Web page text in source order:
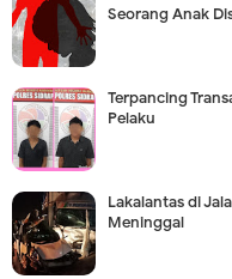
Seorang Anak
Terpancing
Pelaku
Lakalantas di
Meninggal